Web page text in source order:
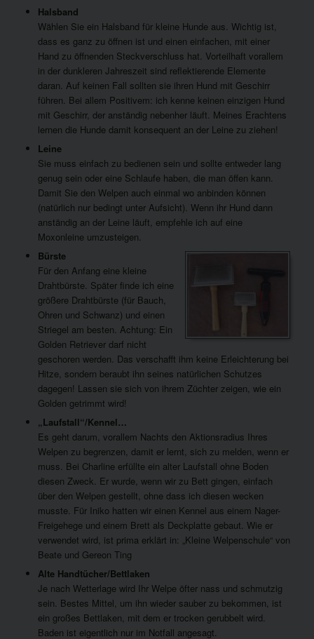
Halsband
Wählen Sie ein Halsband für kleine Hunde aus. Wichtig ist,
dass es ganz zu öffnen ist und einen einfachen, mit einer
Hand zu öffnenden Steckverschluss hat. Vorteilhaft vorallem
in der dunkleren Jahreszeit sind reflektierende Elemente
daran. Auf keinen Fall sollten sie ihren Hund mit Geschirr
führen. Bei allem Positivem: ich kenne keinen einzigen Hund
mit Geschirr, der anständig nebenher läuft. Meines Erachtens
lernen die Hunde damit konsequent an der Leine zu ziehen!
Leine
Sie muss einfach zu bedienen sein und sollte entweder lang
genug sein oder eine Schlaufe haben, die man öffen kann.
Damit Sie den Welpen auch einmal wo anbinden können
(natürlich nur bedingt unter Aufsicht). Wenn ihr Hund dann
anständig an der Leine läuft, empfehle ich auf eine
Moxonleine umzusteigen.
Bürste
Für den Anfang eine kleine
Drahtbürste. Später finde ich eine
größere Drahtbürste (für Bauch,
Ohren und Schwanz) und einen
Striegel am besten. Achtung: Ein
Golden Retriever darf nicht
geschoren werden. Das verschafft ihm keine Erleichterung bei
Hitze, sondern beraubt ihn seines natürlichen Schutzes
dagegen! Lassen sie sich von ihrem Züchter zeigen, wie ein
Golden getrimmt wird!
„Laufstall“/Kennel…
Es geht darum, vorallem Nachts den Aktionsradius Ihres
Welpen zu begrenzen, damit er lernt, sich zu melden, wenn er
muss. Bei Charline erfüllte ein alter Laufstall ohne Boden
diesen Zweck. Er wurde, wenn wir zu Bett gingen, einfach
über den Welpen gestellt, ohne dass ich diesen wecken
musste. Für Iniko hatten wir einen Kennel aus einem Nager-
Freigehege und einem Brett als Deckplatte gebaut. Wie er
verwendet wird, ist prima erklärt in: „Kleine Welpenschule“ von
Beate und Gereon Ting
Alte Handtücher/Bettlaken
Je nach Wetterlage wird Ihr Welpe öfter nass und schmutzig
sein. Bestes Mittel, um ihn wieder sauber zu bekommen, ist
ein großes Bettlaken, mit dem er trocken gerubbelt wird.
Baden ist eigentlich nur im Notfall angesagt.